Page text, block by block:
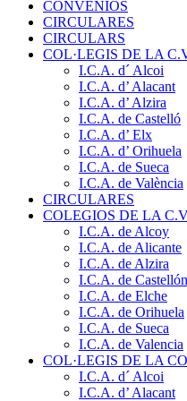
CONVENIOS
CIRCULARES
CIRCULARS
COL·LEGIS DE LA
I.C.A. d´ Alcoi
I.C.A. d’ Alacant
I.C.A. d’ Alzira
I.C.A. de Castelló
I.C.A. d’ Elx
I.C.A. d’ Orihuela
I.C.A. de Sueca
I.C.A. de València
CIRCULARES
COLEGIOS DE LA
I.C.A. de Alcoy
I.C.A. de Alicante
I.C.A. de Alzira
I.C.A. de Castellón
I.C.A. de Elche
I.C.A. de Orihuela
I.C.A. de Sueca
I.C.A. de Valencia
COL·LEGIS DE LA
I.C.A. d´ Alcoi
I.C.A. d’ Alacant